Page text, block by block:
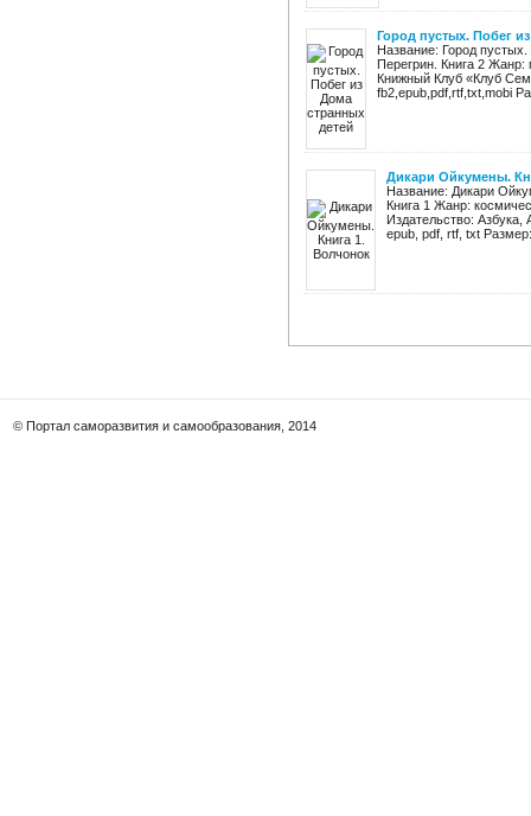
Город пустых. Побег
Название: Город
Перегрин. Книга 2 Жанр:
Книжный Клуб «Клуб
fb2,epub,pdf,rtf,txt,mobi
Дикари Ойкумены.
Название: Дикари
Книга 1 Жанр:
Издательство: Азбука,
epub, pdf, rtf, txt
© Портал саморазвития и самообразования, 2014